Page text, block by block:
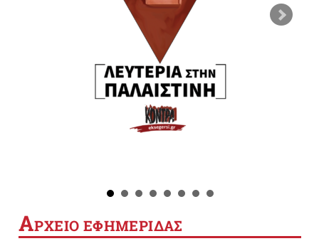
ΑΡΧΕΙΟ ΕΦΗΜΕΡΙΔΑΣ